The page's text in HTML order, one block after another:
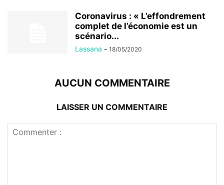
Coronavirus : « L’effondrement
complet de l’économie est un
scénario...
Lassana - 18/05/2020
AUCUN COMMENTAIRE
LAISSER UN COMMENTAIRE